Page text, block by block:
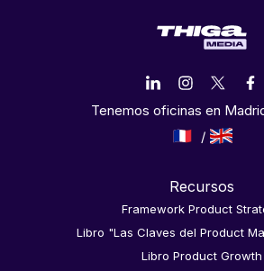
Tenemos oficinas en
Recursos
Framework Product
Libro "Las Claves del Product
Libro Product Growth